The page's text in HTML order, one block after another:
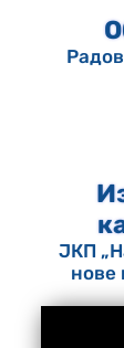
ЈКП
нове